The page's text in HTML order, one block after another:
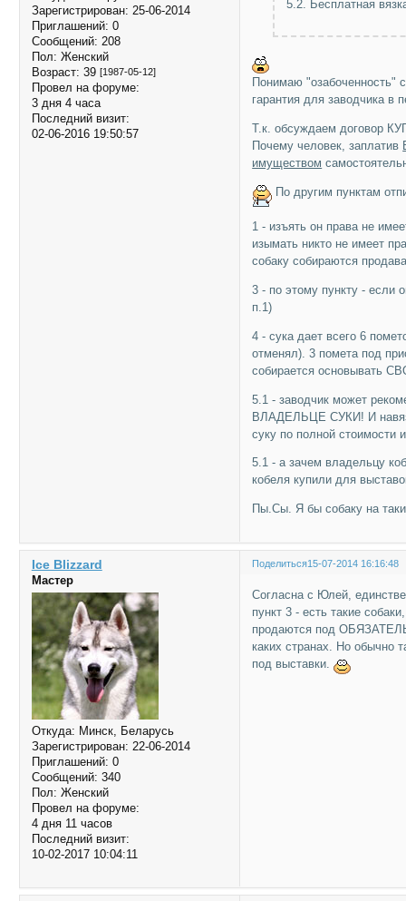
Зарегистрирован: 25-06-2014
Приглашений: 0
Сообщений: 208
Пол: Женский
Возраст: 39 [1987-05-12]
Провел на форуме:
3 дня 4 часа
Последний визит:
02-06-2016 19:50:57
5.2. Бесплатная
Понимаю "озабоченность"
гарантия для заводчика в
Т.к. обсуждаем договор
Почему человек, заплатив
имуществом
По другим пунктам
1 - изъять он права не
изымать никто не имеет
собаку собираются
3 - по этому пункту -
п.1)
4 - сука дает всего 6
отменял). 3 помета под
собирается основывать
5.1 - заводчик может
ВЛАДЕЛЬЦЕ СУКИ! И
суку по полной стоимости
5.1 - а зачем владельцу
кобеля купили для
Пы.Сы. Я бы собаку на
Поделиться15-07-2014 16:16:48
Ice Blizzard
Мастер
Откуда: Минск, Беларусь
Зарегистрирован: 22-06-2014
Приглашений: 0
Сообщений: 340
Пол: Женский
Провел на форуме:
4 дня 11 часов
Последний визит:
10-02-2017 10:04:11
Согласна с Юлей,
пункт 3 - есть такие
продаются под
каких странах. Но обычно
под выставки.